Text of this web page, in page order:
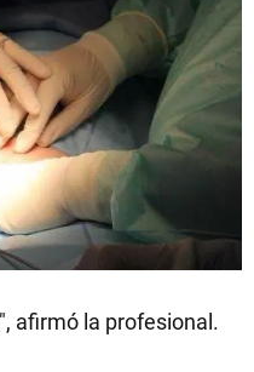
afirmó la profesional.